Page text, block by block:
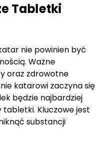
Tabletki
nie powinien być
Ważne
oraz zdrowotne
katarowi zaczyna się
będzie najbardziej
tabletki. Kluczowe jest
substancji